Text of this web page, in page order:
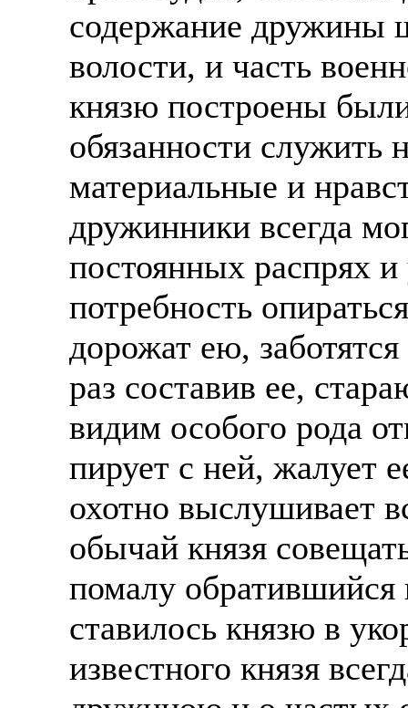
содержание дружины
волости, и часть
князю построены
обязанности служить
материальные и
дружинники всегда
постоянных распрях
потребность
дорожат ею,
раз составив ее,
видим особого рода
пирует с ней, жалует
охотно выслушивает
обычай князя
помалу обратившийся
ставилось князю в
известного князя